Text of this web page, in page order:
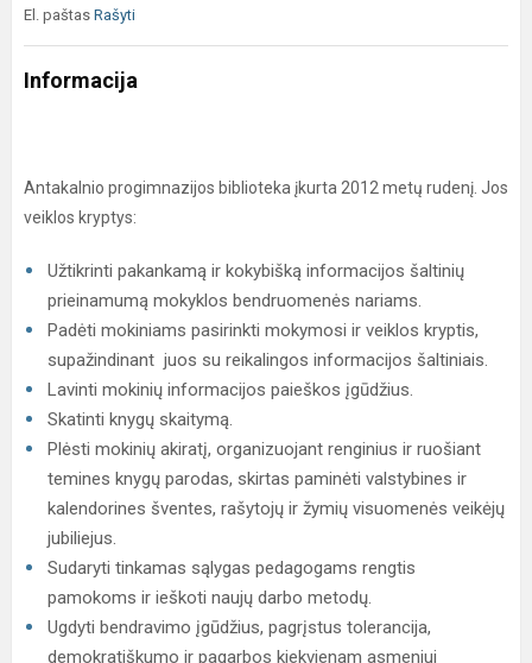
El. paštas Rašyti
Informacija
Antakalnio progimnazijos biblioteka įkurta 2012 metų rudenį. Jos
veiklos kryptys:
Užtikrinti pakankamą ir kokybišką informacijos šaltinių
prieinamumą mokyklos bendruomenės nariams.
Padėti mokiniams pasirinkti mokymosi ir veiklos kryptis,
supažindinant juos su reikalingos informacijos šaltiniais.
Lavinti mokinių informacijos paieškos įgūdžius.
Skatinti knygų skaitymą.
Plėsti mokinių akiratį, organizuojant renginius ir ruošiant
temines knygų parodas, skirtas paminėti valstybines ir
kalendorines šventes, rašytojų ir žymių visuomenės veikėjų
jubiliejus.
Sudaryti tinkamas sąlygas pedagogams rengtis
pamokoms ir ieškoti naujų darbo metodų.
Ugdyti bendravimo įgūdžius, pagrįstus tolerancija,
demokratiškumo ir pagarbos kiekvienam asmeniui